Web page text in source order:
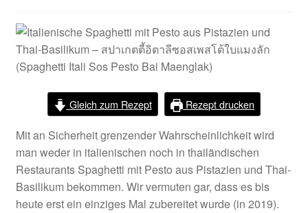
Gleich zum Rezept Rezept drucken
Mit an Sicherheit grenzender Wahrscheinlichkeit wird
man weder in italienischen noch in thailändischen
Restaurants Spaghetti mit Pesto aus Pistazien und Thai-
Basilikum bekommen. Wir vermuten gar, dass es bis
heute erst ein einziges Mal zubereitet wurde (in 2019).